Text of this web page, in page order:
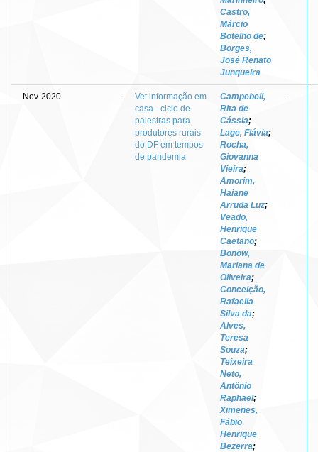
Castro,
Márcio
Botelho de;
Borges,
José Renato
Junqueira
Nov-2020 -
Vet informação em
casa - ciclo de
palestras para
produtores rurais
do DF em tempos
de pandemia
Campebell,
Rita de
Cássia;
Lage, Flávia;
Rocha,
Giovanna
Vieira;
Amorim,
Haiane
Arruda Luz;
Veado,
Henrique
Caetano;
Bonow,
Mariana de
Oliveira;
Conceição,
Rafaella
Silva da;
Alves,
Teresa
Souza;
Teixeira
Neto,
Antônio
Raphael;
Ximenes,
Fábio
Henrique
Bezerra;
-